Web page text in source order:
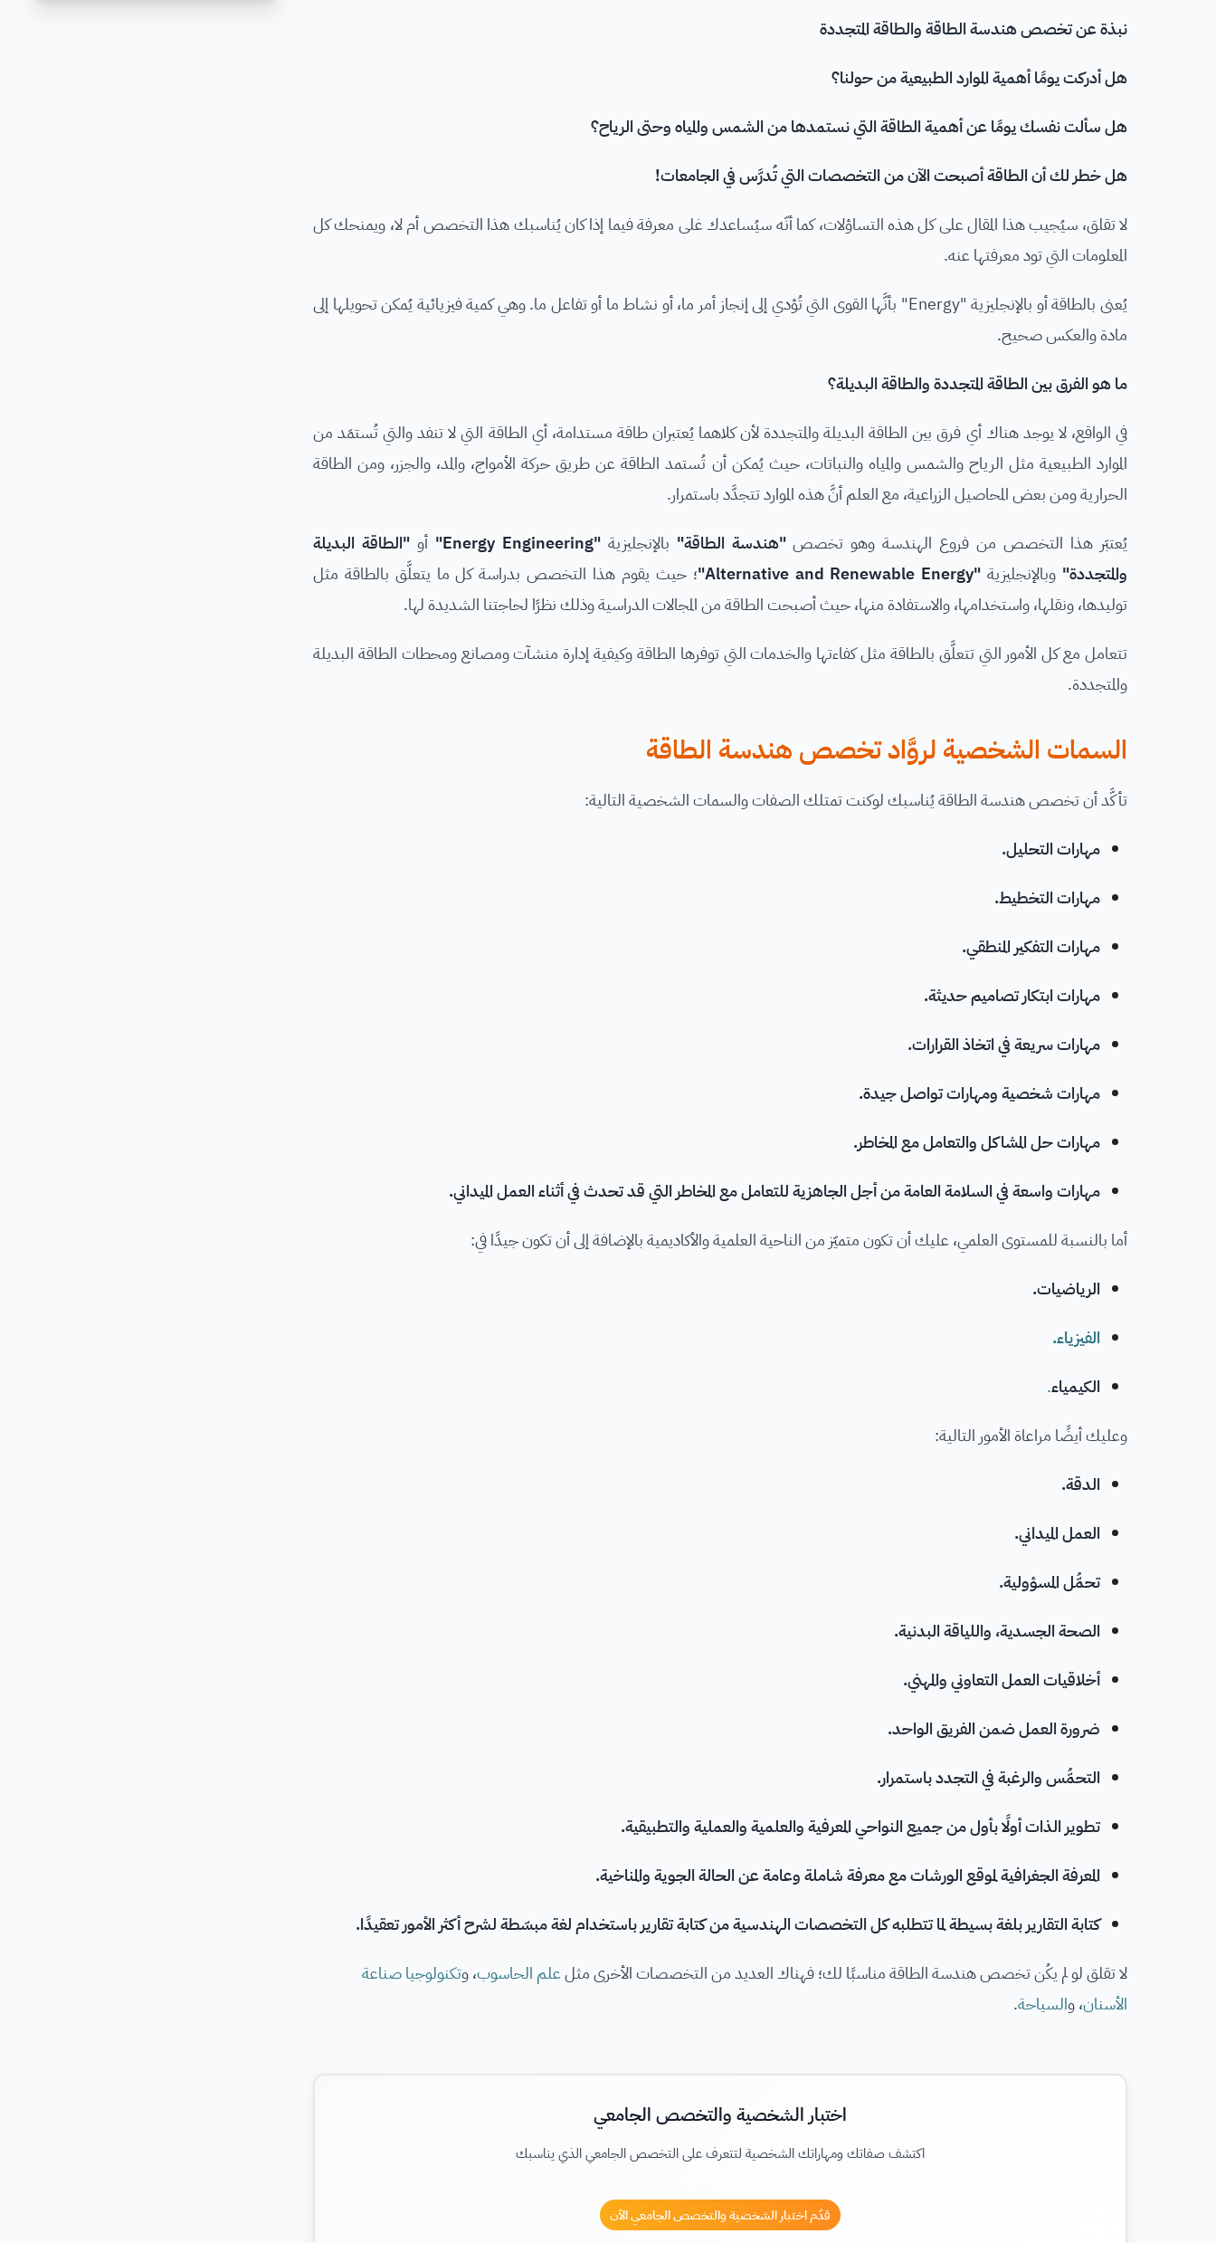
نبذة عن تخصص هندسة الطاقة والطاقة المتجددة
هل أدركت يومًا أهمية الموارد الطبيعية من حولنا؟
هل سألت نفسك يومًا عن أهمية الطاقة التي نستمدها من الشمس والمياه وحتى الرياح؟
هل خطر لك أن الطاقة أصبحت الآن من التخصصات التي تُدرَّس في الجامعات!
لا تقلق، سيُجيب هذا المقال على كل هذه التساؤلات، كما أنّه سيُساعدك غلى معرفة فيما إذا كان يُناسبك هذا التخصص أم لا، ويمنحك كل
المعلومات التي تود معرفتها عنه.
يُعنى بالطاقة أو بالإنجليزية "Energy" بأنَّها القوى التي تُؤدي إلى إنجاز أمر ما، أو نشاط ما أو تفاعل ما. وهي كمية فيزيائية يُمكن تحويلها إلى
مادة والعكس صحيح.
ما هو الفرق بين الطاقة المتجددة والطاقة البديلة؟
في الواقع، لا يوجد هناك أي فرق بين الطاقة البديلة والمتجددة لأن كلاهما يُعتبران طاقة مستدامة، أي الطاقة التي لا تنفد والتي تُستمَد من
الموارد الطبيعية مثل الرياح والشمس والمياه والنباتات، حيث يُمكن أن تُستمد الطاقة عن طريق حركة الأمواج، والمد، والجزر، ومن الطاقة
الحرارية ومن بعض المحاصيل الزراعية، مع العلم أنَّ هذه الموارد تتجدَّد باستمرار.
يُعتبَر هذا التخصص من فروع الهندسة وهو تخصص"هندسة الطاقة" بالإنجليزية "Energy Engineering" أو "الطاقة البديلة
والمتجددة" وبالإنجليزية "Alternative and Renewable Energy" ؛ حيث يقوم هذا التخصص بدراسة كل ما يتعلَّق بالطاقة مثل
توليدها، ونقلها، واستخدامها، والاستفادة منها، حيث أصبحت الطاقة من المجالات الدراسية وذلك نظرًا لحاجتنا الشديدة لها.
تتعامل مع كل الأمور التي تتعلَّق بالطاقة مثل كفاءتها والخدمات التي توفرها الطاقة وكيفية إدارة منشآت ومصانع ومحطات الطاقة البديلة
والمتجددة.
السمات الشخصية لروَّاد تخصص هندسة الطاقة
تأكَّد أن تخصص هندسة الطاقة يُناسبك لوكنت تمتلك الصفات والسمات الشخصية التالية:
مهارات التحليل.
مهارات التخطيط.
مهارات التفكير المنطقي.
مهارات ابتكار تصاميم حديثة.
مهارات سريعة في اتخاذ القرارات.
مهارات شخصية ومهارات تواصل جيدة.
مهارات حل المشاكل والتعامل مع المخاطر.
مهارات واسعة في السلامة العامة من أجل الجاهزية للتعامل مع المخاطر التي قد تحدث في أثناء العمل الميداني.
أما بالنسبة للمستوى العلمي، عليك أن تكون متميّز من الناحية العلمية والأكاديمية بالإضافة إلى أن تكون جيدًا في:
الرياضيات.
الفيزياء.
الكيمياء.
وعليك أيضًا مراعاة الأمور التالية:
الدقة.
العمل الميداني.
تحمُّل المسؤولية.
الصحة الجسدية، واللياقة البدنية.
أخلاقيات العمل التعاوني والمهني.
ضرورة العمل ضمن الفريق الواحد.
التحمُّس والرغبة في التجدد باستمرار.
تطوير الذات أولًا بأول من جميع النواحي المعرفية والعلمية والعملية والتطبيقية.
المعرفة الجغرافية لموقع الورشات مع معرفة شاملة وعامة عن الحالة الجوية والمناخية.
كتابة التقارير بلغة بسيطة لما تتطلبه كل التخصصات الهندسية من كتابة تقارير باستخدام لغة مبسّطة لشرح أكثر الأمور تعقيدًا.
لا تقلق لو لم يكُن تخصص هندسة الطاقة مناسبًا لك؛ فهناك العديد من التخصصات الأخرى مثلعلم الحاسوب، وتكنولوجيا صناعة
الأسنان، والسياحة.
اختبار الشخصية والتخصص الجامعي
اكتشف صفاتك ومهاراتك الشخصية لتتعرف على التخصص الجامعي الذي يناسبك
قدّم اختبار الشخصية والتخصص الجامعي الآن